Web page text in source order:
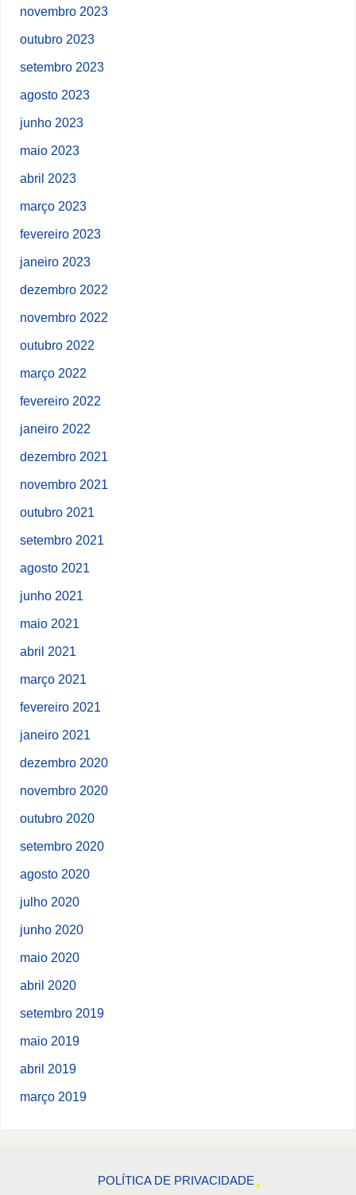
novembro 2023
outubro 2023
setembro 2023
agosto 2023
junho 2023
maio 2023
abril 2023
março 2023
fevereiro 2023
janeiro 2023
dezembro 2022
novembro 2022
outubro 2022
março 2022
fevereiro 2022
janeiro 2022
dezembro 2021
novembro 2021
outubro 2021
setembro 2021
agosto 2021
junho 2021
maio 2021
abril 2021
março 2021
fevereiro 2021
janeiro 2021
dezembro 2020
novembro 2020
outubro 2020
setembro 2020
agosto 2020
julho 2020
junho 2020
maio 2020
abril 2020
setembro 2019
maio 2019
abril 2019
março 2019
POLÍTICA DE PRIVACIDADE